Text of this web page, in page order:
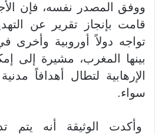
ووفق المصدر نفسه، فإن
قامت بإنجاز تقرير عن
تواجه دولاً أوروبية وأخرى
بينها المغرب، مشيرة إلى
الإرهابية لتطال أهدافاً
سواء.
وأكدت الوثيقة أنه